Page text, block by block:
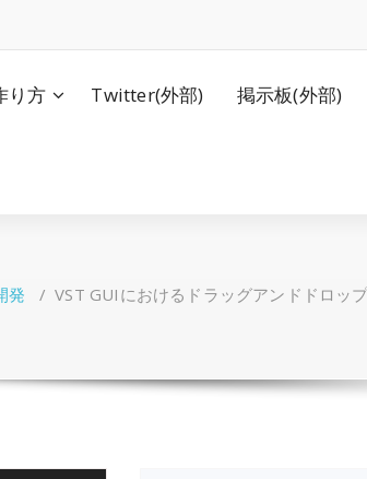
り方 Twitter(外部) 掲示板(外部)
発 /VST GUIにおけるドラッグアンドドロッ